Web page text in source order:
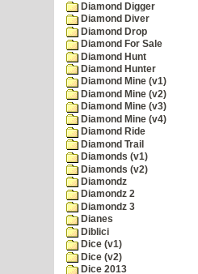
Diamond Digger
Diamond Diver
Diamond Drop
Diamond For Sale
Diamond Hunt
Diamond Hunter
Diamond Mine (v1)
Diamond Mine (v2)
Diamond Mine (v3)
Diamond Mine (v4)
Diamond Ride
Diamond Trail
Diamonds (v1)
Diamonds (v2)
Diamondz
Diamondz 2
Diamondz 3
Dianes
Diblici
Dice (v1)
Dice (v2)
Dice 2013